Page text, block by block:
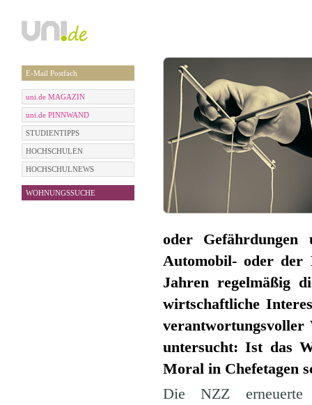
E-Mail Postfach
uni.de MAGAZIN
uni.de PINNWAND
STUDIENTIPPS
HOCHSCHULEN
HOCHSCHULNEWS
WOHNUNGSSUCHE
oder
Automobil- oder der
Jahren regelmäßig
wirtschaftliche
verantwortungsvoller
untersucht: Ist das
Moral in Chefetagen
Die NZZ